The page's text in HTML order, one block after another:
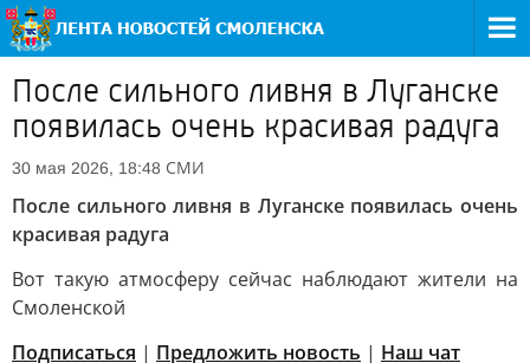
После сильного ливня в Луганске
появилась очень красивая радуга
30 мая 2026, 18:48 СМИ
После сильного ливня в Луганске появилась очень
красивая радуга
Вот такую атмосферу сейчас наблюдают жители на
Смоленской
Подписаться | Предложить новость | Наш чат